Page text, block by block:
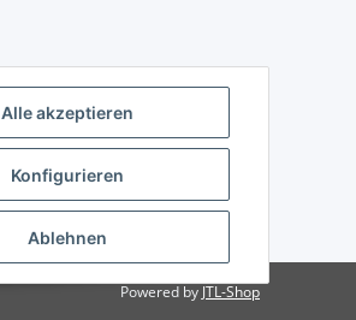
Alle akzeptieren
Konfigurieren
Ablehnen
Powered by JTL-Shop